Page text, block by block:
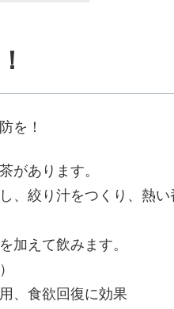
を！
があります。
、絞り汁をつくり、熱
加えて飲みます。
、食欲回復に効果